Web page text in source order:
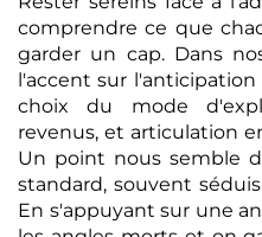
comprendre ce que
garder un cap. Dans
l'accent sur
choix du mode
revenus, et articulation
Un point nous semble
standard, souvent
En s'appuyant sur une